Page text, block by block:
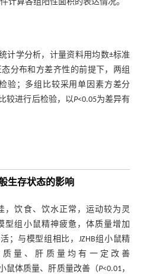
计算各组阳性面积的表达情况。
统计学分析，计量资料用均数±标准
分布和方差齐性的前提下，两组
验；多组比较采用单因素方差分
较进行后检验，以P<0.05为差异有
生存状态的影响
，饮食、饮水正常，运动较为灵
型组小鼠精神疲惫，体质量增加
；与模型组相比，JZHB组小鼠精
量、肝质量均有一定改善
鼠体质量、肝质量改善（P<0.01，